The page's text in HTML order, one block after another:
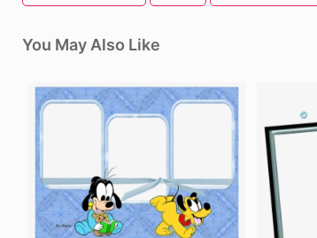
You May Also Like